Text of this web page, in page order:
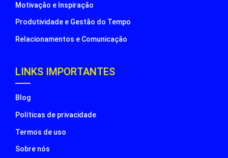
Motivação e Inspiração
Produtividade e Gestão do Tempo
Relacionamentos e Comunicação
LINKS IMPORTANTES
Blog
Políticas de privacidade
Termos de uso
Sobre nós